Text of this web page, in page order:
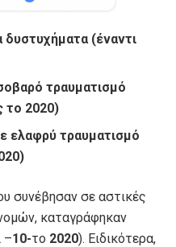
(έναντι
τραυματισμό
το 2020)
ελαφρύ τραυματισμό
συνέβησαν σε αστικές
καταγράφηκαν
–10-το 2020). Ειδικότερα,